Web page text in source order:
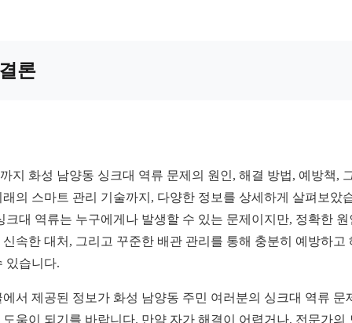
론
지 화성 남양동 싱크대 역류 문제의 원인, 해결 방법, 예방책,
래의 스마트 관리 기술까지, 다양한 정보를 상세하게 살펴보았
크대 역류는 누구에게나 발생할 수 있는 문제이지만, 정확한 원
신속한 대처, 그리고 꾸준한 배관 관리를 통해 충분히 예방하고
있습니다.
에서 제공된 정보가 화성 남양동 주민 여러분의 싱크대 역류 문
도움이 되기를 바랍니다. 만약 자가 해결이 어렵거나, 전문가의